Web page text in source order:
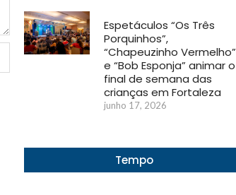
Espetáculos “Os Três
Porquinhos”,
“Chapeuzinho Vermelho”
e “Bob Esponja” animar o
final de semana das
crianças em Fortaleza
junho 17, 2026
Tempo